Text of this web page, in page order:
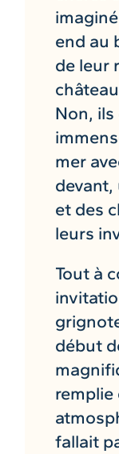
end au
de leur
Non,
mer
devant,
et des
leurs
Tout à
début
fallait